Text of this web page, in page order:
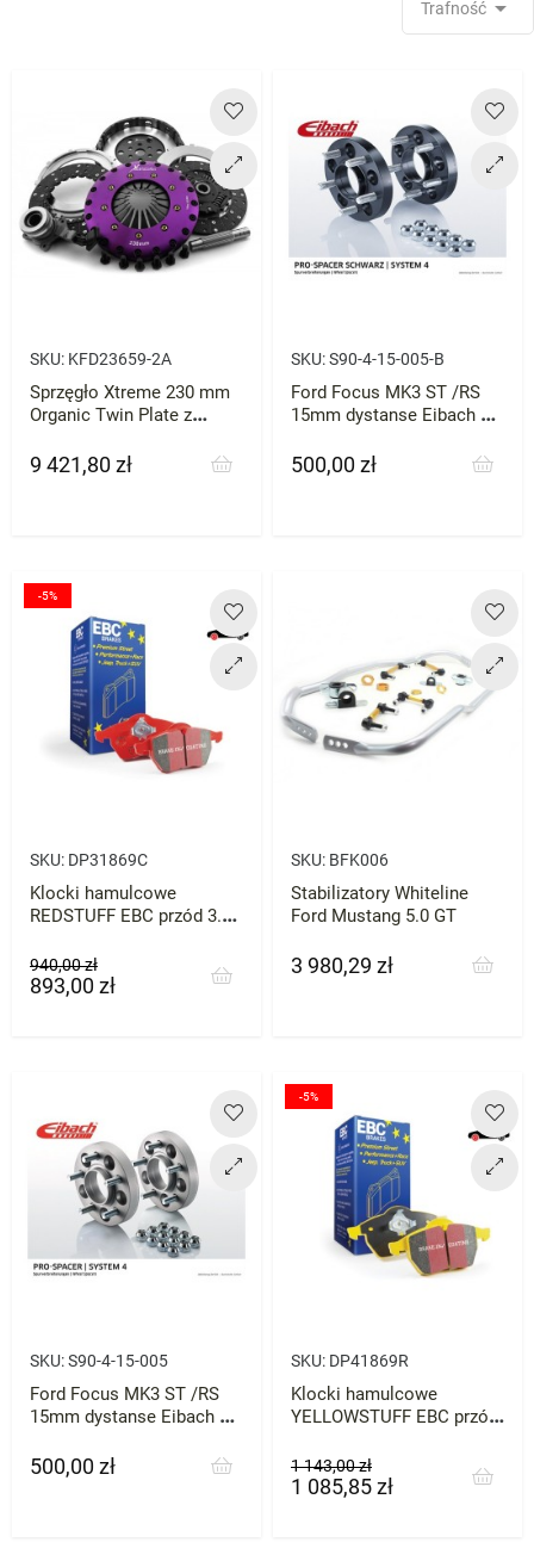
Trafność 
SKU: KFD23659-2A
Sprzęgło Xtreme 230 mm
Organic Twin Plate z
Focus RS Mk3 2.3
EcoBoost
Cena
9 421,80 zł
SKU:S90-4-15-005-B
Ford Focus MK3 ST /RS
15mm dystanse Eibach 2
Cena
500,00 zł
SKU: DP31869C
Klocki hamulcowe
REDSTUFF EBC przód 3.7
Cena
podstawowa
940,00 złCena
893,00 zł
-5%
SKU: BFK006
Stabilizatory Whiteline
Ford Mustang 5.0 GT
Cena
3 980,29 zł
SKU:S90-4-15-005
Ford Focus MK3 ST /RS
15mm dystanse Eibach 2
Cena
500,00 zł
SKU: DP41869R
Klocki hamulcowe
YELLOWSTUFF EBC przód
Cena
podstawowa
1 143,00 złCena
1 085,85 zł
-5%